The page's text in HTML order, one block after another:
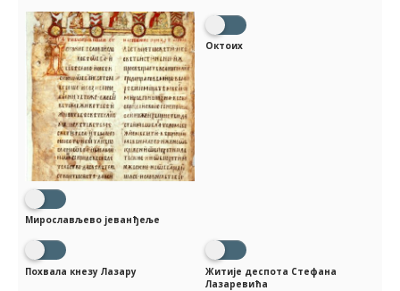
Мирослављево јеванђеље
Октоих
Похвала кнезу Лазару
Житије деспота Стефана
Лазаревића